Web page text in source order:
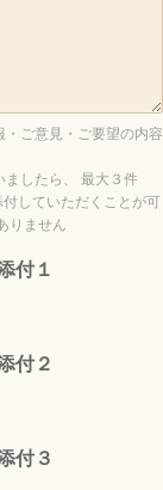
・ご意見・ご要望の内容
ましたら、 最大３件
付していただくことが可
りません
付１
付２
付３